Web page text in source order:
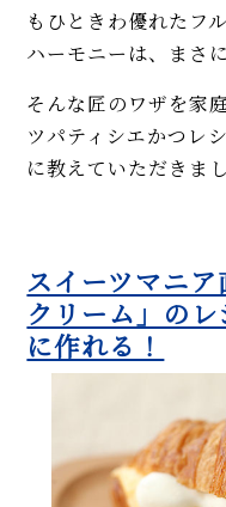
もひときわ優れたフ
ハーモニーは、まさ
そんな匠のワザを家
ツパティシエかつレ
に教えていただきまし
スイーツマニ
クリーム」の
に作れる！